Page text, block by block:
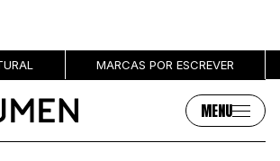
MARCAS POR ESCREVER
MENU